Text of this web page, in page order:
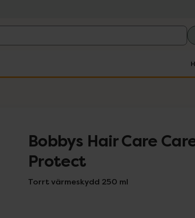
Bobbys Hair Care
Protect
Torrt värmeskydd 250 ml